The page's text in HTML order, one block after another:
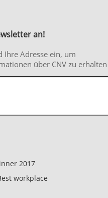
an!
Ihre Adresse ein, um
über CNV zu erhalten